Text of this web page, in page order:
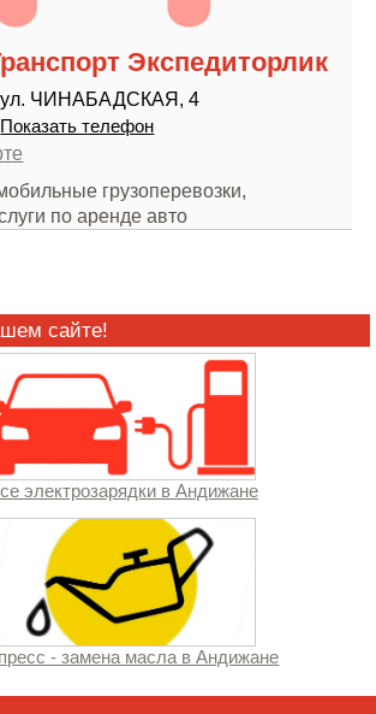
Экспедиторлик
ЧИНАБАДСКАЯ, 4
Показать телефон
грузоперевозки,
по аренде авто
сайте!
электрозарядки в Андижане
- замена масла в Андижане